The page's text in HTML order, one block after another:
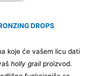
DROPS
koje će vašem licu dati
holly grailproizvod.